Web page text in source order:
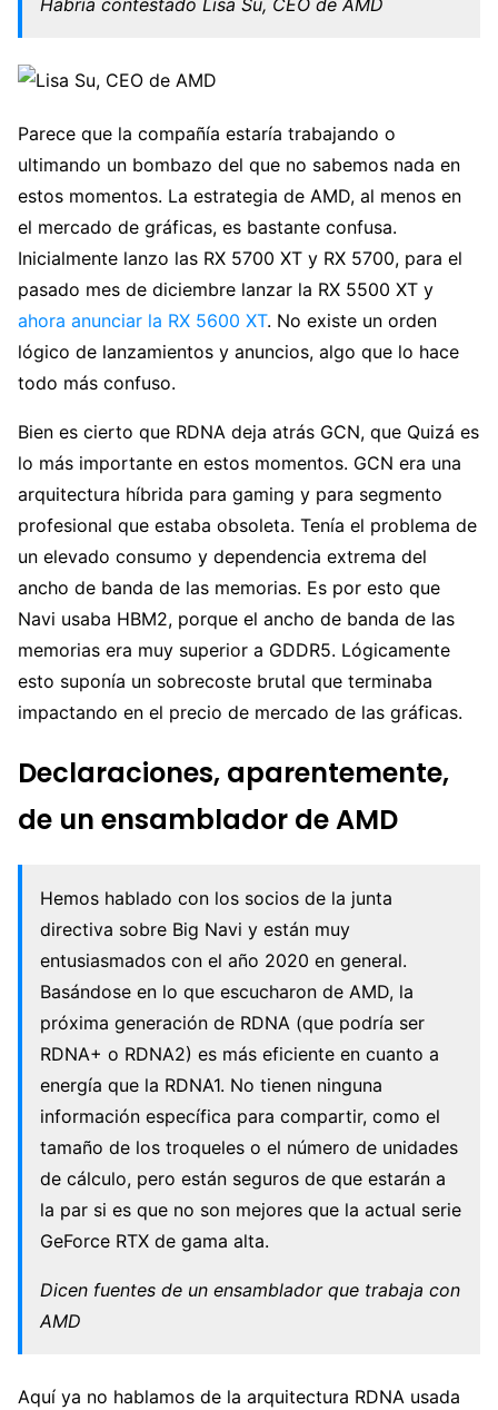
Habría contestado Lisa Su, CEO de AMD
Parece que la compañía estaría trabajando o
ultimando un bombazo del que no sabemos nada en
estos momentos. La estrategia de AMD, al menos en
el mercado de gráficas, es bastante confusa.
Inicialmente lanzo las RX 5700 XT y RX 5700, para el
pasado mes de diciembre lanzar la RX 5500 XT y
ahora anunciar la RX 5600 XT. No existe un orden
lógico de lanzamientos y anuncios, algo que lo hace
todo más confuso.
Bien es cierto que RDNA deja atrás GCN, que Quizá es
lo más importante en estos momentos. GCN era una
arquitectura híbrida para gaming y para segmento
profesional que estaba obsoleta. Tenía el problema de
un elevado consumo y dependencia extrema del
ancho de banda de las memorias. Es por esto que
Navi usaba HBM2, porque el ancho de banda de las
memorias era muy superior a GDDR5. Lógicamente
esto suponía un sobrecoste brutal que terminaba
impactando en el precio de mercado de las gráficas.
Declaraciones, aparentemente,
de un ensamblador de AMD
Hemos hablado con los socios de la junta
directiva sobre Big Navi y están muy
entusiasmados con el año 2020 en general.
Basándose en lo que escucharon de AMD, la
próxima generación de RDNA (que podría ser
RDNA+ o RDNA2) es más eficiente en cuanto a
energía que la RDNA1. No tienen ninguna
información específica para compartir, como el
tamaño de los troqueles o el número de unidades
de cálculo, pero están seguros de que estarán a
la par si es que no son mejores que la actual serie
GeForce RTX de gama alta.
Dicen fuentes de un ensamblador que trabaja con
AMD
Aquí ya no hablamos de la arquitectura RDNA usada